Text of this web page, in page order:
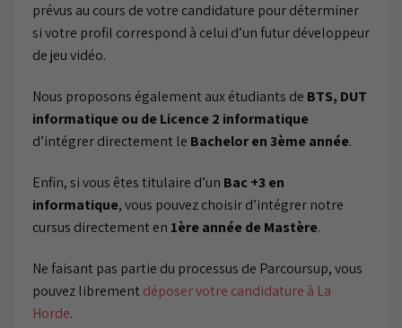
prévus au cours de votre candidature pour déterminer
si votre profil correspond à celui d’un futur développeur
de jeu vidéo.
Nous proposons également aux étudiants de BTS, DUT
informatique ou de Licence 2 informatique
d’intégrer directement le Bachelor en 3ème année.
Enfin, si vous êtes titulaire d’un Bac +3 en
informatique, vous pouvez choisir d’intégrer notre
cursus directement en 1ère année de Mastère.
Ne faisant pas partie du processus de Parcoursup, vous
pouvez librementdéposer votre candidature à La
Horde.